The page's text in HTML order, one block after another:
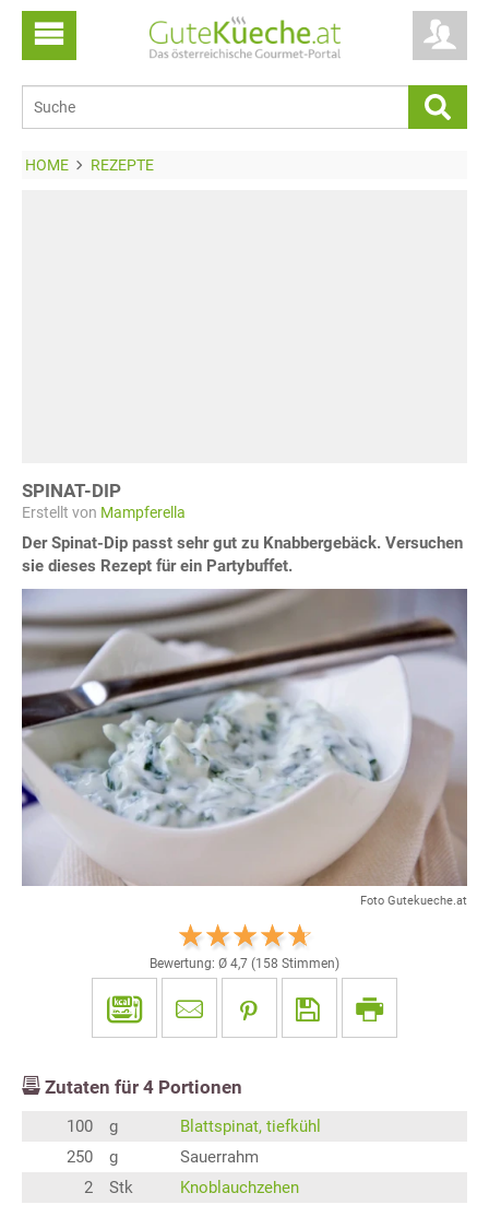
HOME REZEPTE
SPINAT-DIP
Erstellt von Mampferella
Der Spinat-Dip passt sehr gut zu Knabbergebäck. Versuchen
sie dieses Rezept für ein Partybuffet.
Foto Gutekueche.at
Bewertung: Ø 4,7 (158 Stimmen)
Zutaten für 4 Portionen
100 g
Blattspinat, tiefkühl
250
g
Sauerrahm
2
Stk
Knoblauchzehen